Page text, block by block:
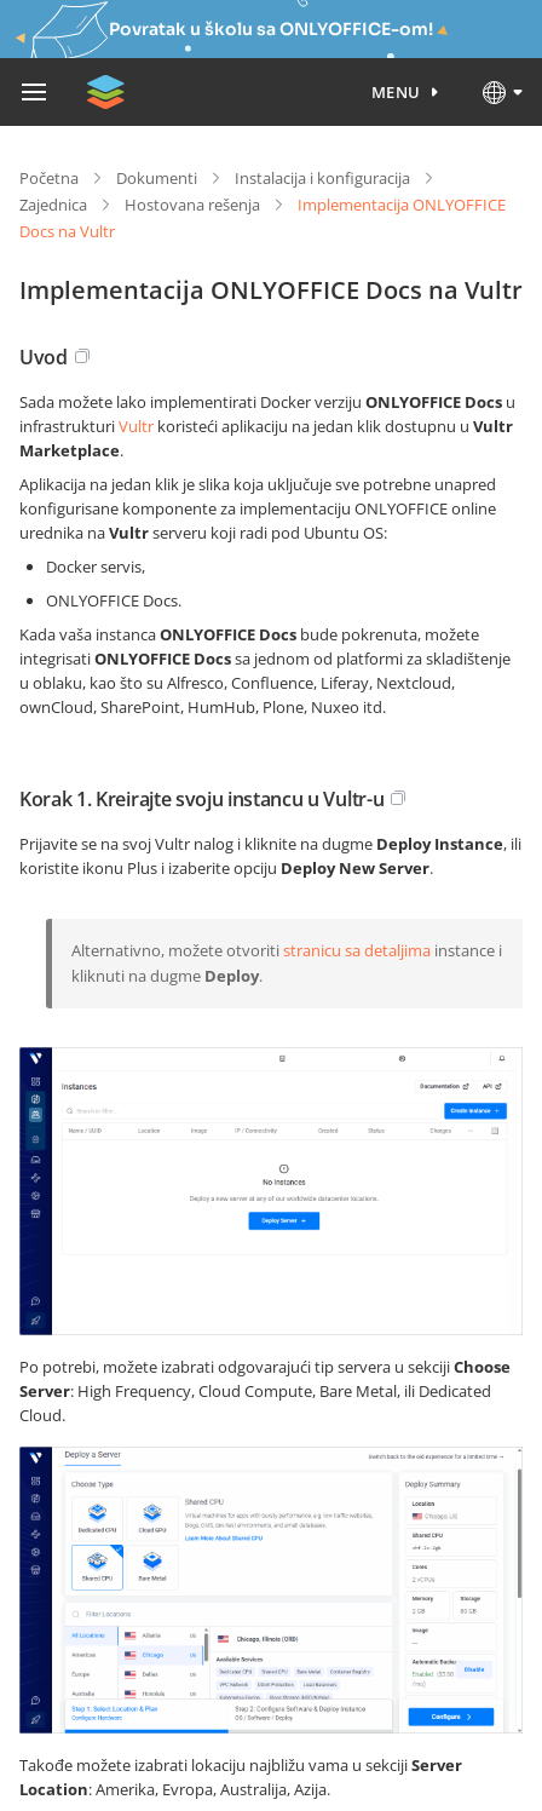
Povratak u školu sa ONLYOFFICE-om!
MENU
Početna Dokumenti
Instalacija i konfiguracija
Zajednica
Hostovana rešenja
Implementacija ONLYOFFICE
Docs na Vultr
Implementacija ONLYOFFICE Docs na Vultr
Uvod
Sada možete lako implementirati Docker verziju ONLYOFFICE Docs u
infrastrukturiVultr koristeći aplikaciju na jedan klik dostupnu u Vultr
Marketplace.
Aplikacija na jedan klik je slika koja uključuje sve potrebne unapred
konfigurisane komponente za implementaciju ONLYOFFICE online
urednika naVultrserveru koji radi pod Ubuntu OS:
Docker servis,
ONLYOFFICE Docs.
Kada vaša instancaONLYOFFICE Docs bude pokrenuta, možete
integrisatiONLYOFFICE Docssa jednom od platformi za skladištenje
u oblaku, kao što su Alfresco, Confluence, Liferay, Nextcloud,
ownCloud, SharePoint, HumHub, Plone, Nuxeo itd.
Korak 1. Kreirajte svoju instancu u Vultr-u
Prijavite se na svoj Vultr nalog i kliknite na dugme Deploy Instance, ili
koristite ikonu Plus i izaberite opciju Deploy New Server.
Alternativno, možete otvoritistranicu sa detaljima instance i
kliknuti na dugme Deploy.
Po potrebi, možete izabrati odgovarajući tip servera u sekcijiChoose
Server: High Frequency, Cloud Compute, Bare Metal, ili Dedicated
Cloud.
Takođe možete izabrati lokaciju najbližu vama u sekcijiServer
Location: Amerika, Evropa, Australija, Azija.